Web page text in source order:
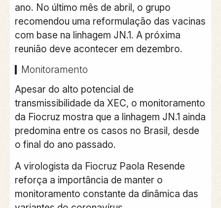
ano. No último mês de abril, o grupo
recomendou uma reformulação das vacinas
com base na linhagem JN.1. A próxima
reunião deve acontecer em dezembro.
Monitoramento
Apesar do alto potencial de
transmissibilidade da XEC, o monitoramento
da Fiocruz mostra que a linhagem JN.1 ainda
predomina entre os casos no Brasil, desde
o final do ano passado.
A virologista da Fiocruz Paola Resende
reforça a importância de manter o
monitoramento constante da dinâmica das